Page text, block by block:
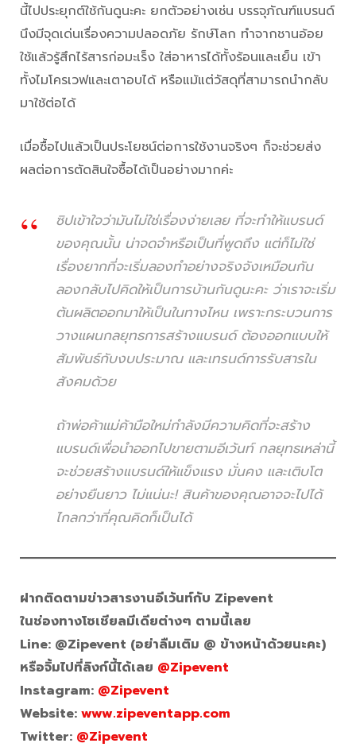
นี้ไปประยุกต์ใช้กันดูนะคะ ยกตัวอย่างเช่น บรรจุภัณฑ์แบรนด์
นึงมีจุดเด่นเรื่องความปลอดภัย รักษ์โลก ทำจากชานอ้อย
ใช้แล้วรู้สึกไร้สารก่อมะเร็ง ใส่อาหารได้ทั้งร้อนและเย็น เข้า
ทั้งไมโครเวฟและเตาอบได้ หรือแม้แต่วัสดุที่สามารถนำกลับ
มาใช้ต่อได้
เมื่อซื้อไปแล้วเป็นประโยชน์ต่อการใช้งานจริงๆ ก็จะช่วยส่ง
ผลต่อการตัดสินใจซื้อได้เป็นอย่างมากค่ะ
ซิปเข้าใจว่ามันไม่ใช่เรื่องง่ายเลย ที่จะทำให้แบรนด์
ของคุณนั้น น่าจดจำหรือเป็นที่พูดถึง แต่ก็ไม่ใช่
เรื่องยากที่จะเริ่มลองทำอย่างจริงจังเหมือนกัน
ลองกลับไปคิดให้เป็นการบ้านกันดูนะคะ ว่าเราจะเริ่ม
ต้นผลิตออกมาให้เป็นในทางไหน เพราะกระบวนการ
วางแผนกลยุทธการสร้างแบรนด์ ต้องออกแบบให้
สัมพันธ์กับงบประมาณ และเทรนด์การรับสารใน
สังคมด้วย
ถ้าพ่อค้าแม่ค้ามือใหม่กำลังมีความคิดที่จะสร้าง
แบรนด์เพื่อนำออกไปขายตามอีเว้นท์ กลยุทธเหล่านี้
จะช่วยสร้างแบรนด์ให้แข็งแรง มั่นคง และเติบโต
อย่างยืนยาว ไม่แน่นะ! สินค้าของคุณอาจจะไปได้
ไกลกว่าที่คุณคิดก็เป็นได้
ฝากติดตามข่าวสารงานอีเว้นท์กับ Zipevent
ในช่องทางโซเชียลมีเดียต่างๆ ตามนี้เลย
Line: @Zipevent (อย่าลืมเติม @ ข้างหน้าด้วยนะคะ)
หรือจิ้มไปที่ลิงก์นี้ได้เลย @Zipevent
Instagram: @Zipevent
Website: www.zipeventapp.com
Twitter: @Zipevent